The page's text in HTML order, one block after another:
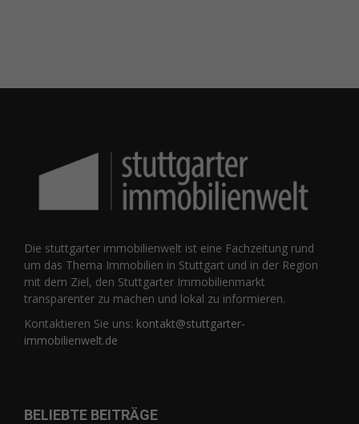
Die stuttgarter immobilienwelt ist eine Fachzeitung rund
um das Thema Immobilien in Stuttgart und in der Region
mit dem Ziel, den Stuttgarter Immobilienmarkt
transparenter zu machen und lokal zu informieren.
Kontaktieren Sie uns: kontakt@stuttgarter-
immobilienwelt.de
BELIEBTE BEITRÄGE